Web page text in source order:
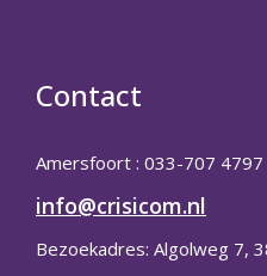
Contact
Amersfoort : 033-707 4797
info@crisicom.nl
Bezoekadres: Algolweg 7,